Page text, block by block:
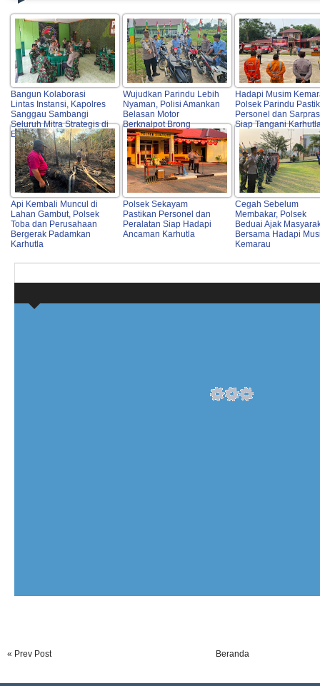
Bangun Kolaborasi
Lintas Instansi, Kapolres
Sanggau Sambangi
Seluruh Mitra Strategis di
Entikong
Wujudkan Parindu Lebih
Nyaman, Polisi Amankan
Belasan Motor
Berknalpot Brong
Hadapi Musim
Polsek Parindu
Personel dan Sarpras
Siap Tangani
Api Kembali Muncul di
Lahan Gambut, Polsek
Toba dan Perusahaan
Bergerak Padamkan
Karhutla
Polsek Sekayam
Pastikan Personel dan
Peralatan Siap Hadapi
Ancaman Karhutla
Cegah Sebelum
Membakar, Polsek
Beduai Ajak
Bersama Hadapi
Kemarau
« Prev Post Beranda